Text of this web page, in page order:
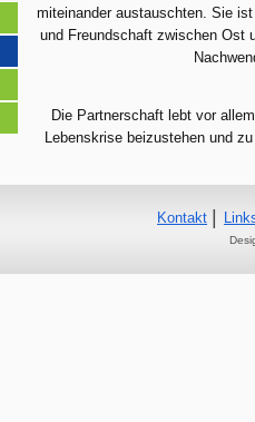
miteinander austauschten. Sie
und Freundschaft zwischen Ost
Die Partnerschaft lebt vor
Lebenskrise beizustehen und
Kontakt